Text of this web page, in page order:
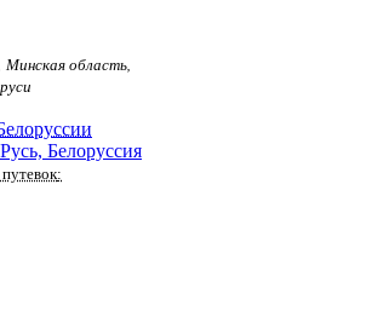
область,
: